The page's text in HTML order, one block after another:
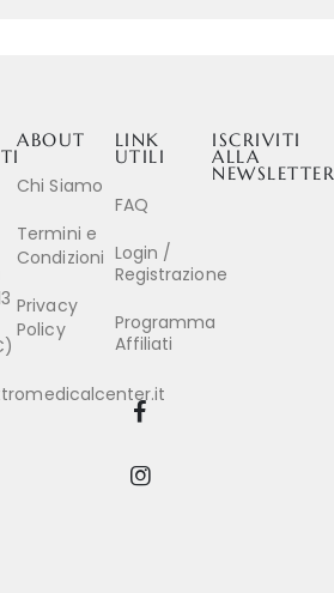
LINK
UTILI
FAQ
Login /
Registrazione
Programma
Affiliati
ABOUT
Chi Siamo
Termini e
Condizioni
Privacy
Policy
ISCRIVITI
ALLA